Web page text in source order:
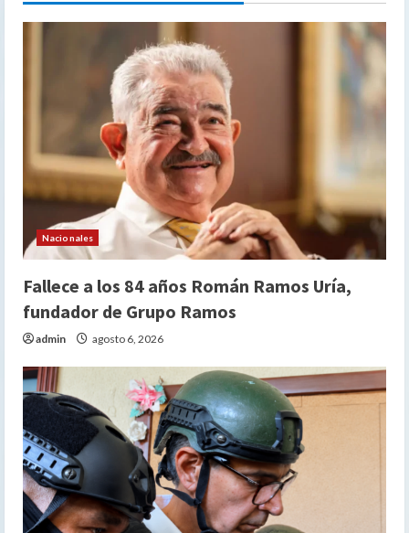
e
d
Nacionales
Fallece a los 84 años Román Ramos Uría,
fundador de Grupo Ramos
admin agosto 6, 2026